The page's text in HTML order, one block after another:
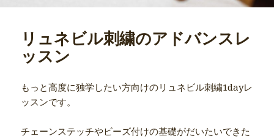
リュネビル刺繍のアドバンスレ
ッスン
もっと高度に独学したい方向けのリュネビル刺繍1dayレ
ッスンです。
チェーンステッチやビーズ付けの基礎がだいたいできた